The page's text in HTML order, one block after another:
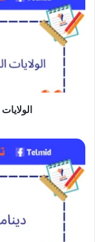
المتحدة
الأمريكية
قوة
عالمية
دينامية
السكان
وتوزيعهم